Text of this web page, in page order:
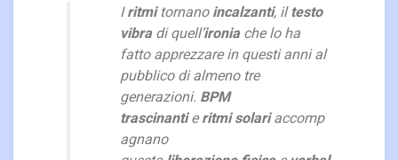
Iritmitornanoincalzanti, iltesto
vibradi quell’ironiache lo ha
fatto apprezzare in questi anni al
pubblico di almeno tre
generazioni. BPM
trascinantieritmi solariaccomp
agnano